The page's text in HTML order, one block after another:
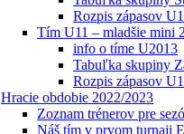
Rozpis zápasov
Tím U11 – mladšie mini
info o tíme U2013
Tabuľka skupiny
Rozpis zápasov
Hracie obdobie 2022/2023
Zoznam trénerov pre
Náš tím v prvom turnaji